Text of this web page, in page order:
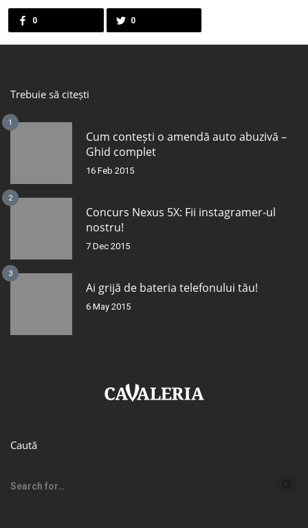
0 0
Trebuie să citești
1
Cum contești o amendă auto abuzivă –
Ghid complet
16 Feb 2015
2
Concurs Nexus 5X: Fii instagramer-ul
nostru!
7 Dec 2015
3
Ai grijă de bateria telefonului tău!
6 May 2015
Caută